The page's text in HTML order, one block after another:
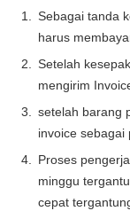
Sebagai tanda
harus
Setelah
mengirim
setelah barang
invoice sebagai
Proses
minggu
cepat